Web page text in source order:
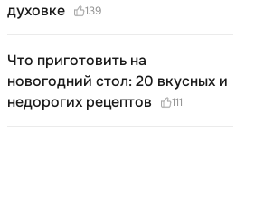
духовке
139
Что приготовить на
новогодний стол: 20 вкусных и
недорогих рецептов
111